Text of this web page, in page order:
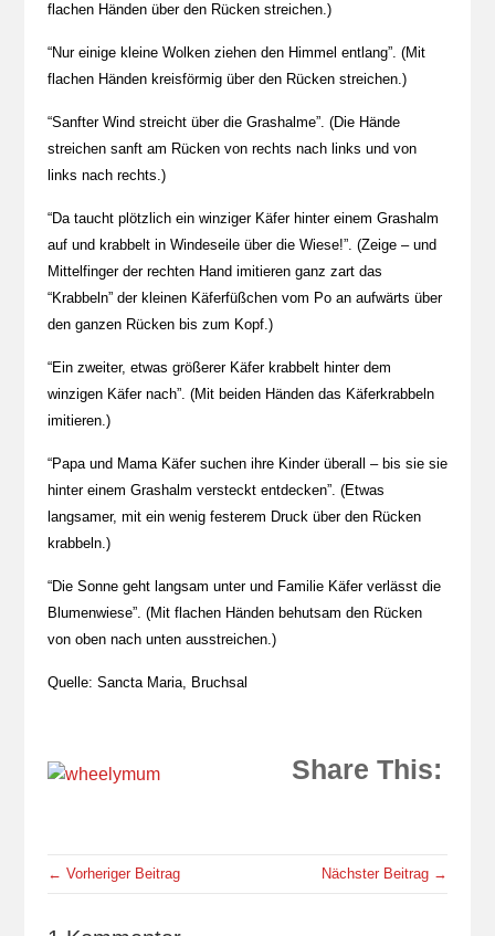
flachen Händen über den Rücken streichen.)
“Nur einige kleine Wolken ziehen den Himmel entlang”. (Mit
flachen Händen kreisförmig über den Rücken streichen.)
“Sanfter Wind streicht über die Grashalme”. (Die Hände
streichen sanft am Rücken von rechts nach links und von
links nach rechts.)
“Da taucht plötzlich ein winziger Käfer hinter einem Grashalm
auf und krabbelt in Windeseile über die Wiese!”. (Zeige – und
Mittelfinger der rechten Hand imitieren ganz zart das
“Krabbeln” der kleinen Käferfüßchen vom Po an aufwärts über
den ganzen Rücken bis zum Kopf.)
“Ein zweiter, etwas größerer Käfer krabbelt hinter dem
winzigen Käfer nach”. (Mit beiden Händen das Käferkrabbeln
imitieren.)
“Papa und Mama Käfer suchen ihre Kinder überall – bis sie sie
hinter einem Grashalm versteckt entdecken”. (Etwas
langsamer, mit ein wenig festerem Druck über den Rücken
krabbeln.)
“Die Sonne geht langsam unter und Familie Käfer verlässt die
Blumenwiese”. (Mit flachen Händen behutsam den Rücken
von oben nach unten ausstreichen.)
Quelle: Sancta Maria, Bruchsal
Share This:
← Vorheriger Beitrag Nächster Beitrag →